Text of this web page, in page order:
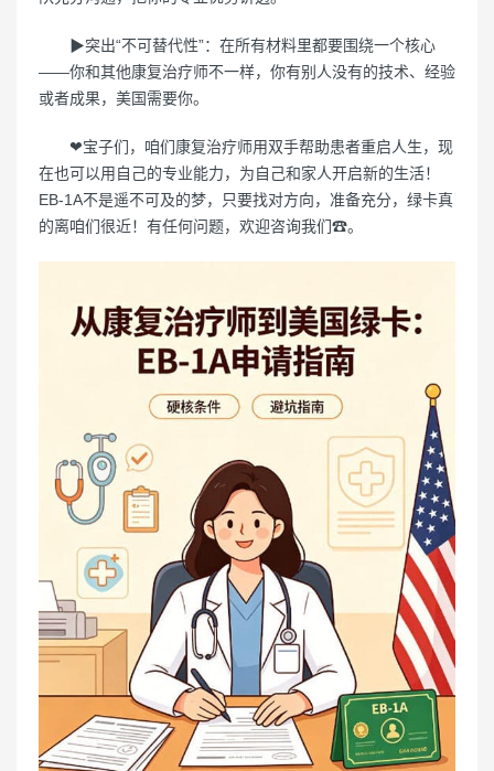
▶突出“不可替代性”：在所有材料里都要围绕一个核心
——你和其他康复治疗师不一样，你有别人没有的技术、经验
或者成果，美国需要你。
❤宝子们，咱们康复治疗师用双手帮助患者重启人生，现
在也可以用自己的专业能力，为自己和家人开启新的生活！
EB-1A不是遥不可及的梦，只要找对方向，准备充分，绿卡真
的离咱们很近！有任何问题，欢迎咨询我们☎。